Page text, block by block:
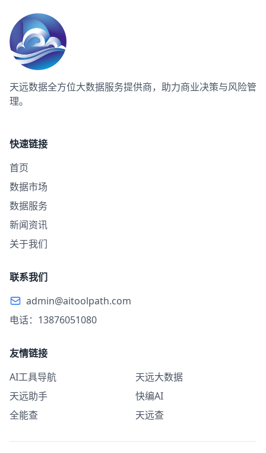
天远数据全方位大数据服务提供商，助力商业决策与风险管
理。
快速链接
首页
数据市场
数据服务
新闻资讯
关于我们
联系我们
admin@aitoolpath.com
电话：13876051080
友情链接
AI工具导航
天远大数据
天远助手
快编AI
全能查
天远查